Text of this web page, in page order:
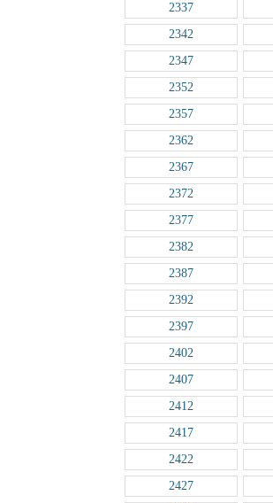
2337
2342
2347
2352
2357
2362
2367
2372
2377
2382
2387
2392
2397
2402
2407
2412
2417
2422
2427